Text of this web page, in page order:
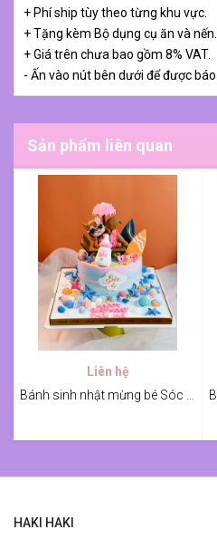
+ Phí ship tùy theo từng khu vực.
+ Tặng kèm Bộ dụng cụ ăn và nến.
+ Giá trên chưa bao gồm 8% VAT.
- Ấn vào nút bên dưới để được
Sản phẩm liên quan
Liên hệ
HAKI HAKI